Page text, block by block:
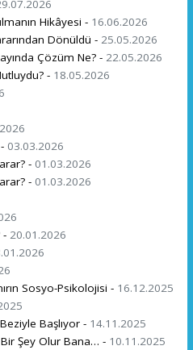
Hikâyesi - 16.06.2026
Dönüldü - 25.05.2026
Çözüm Ne? - 22.05.2026
- 18.05.2026
03.03.2026
- 01.03.2026
- 01.03.2026
- 20.01.2026
Sosyo-Psikolojisi - 16.12.2025
Başlıyor - 14.11.2025
Bir Şey Olur Bana… - 10.11.2025